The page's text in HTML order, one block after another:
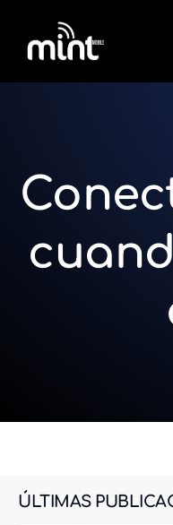
ÚLTIMAS